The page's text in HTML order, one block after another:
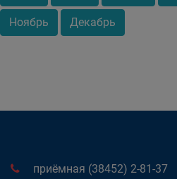
Ноябрь Декабрь
приёмная (38452) 2-81-37